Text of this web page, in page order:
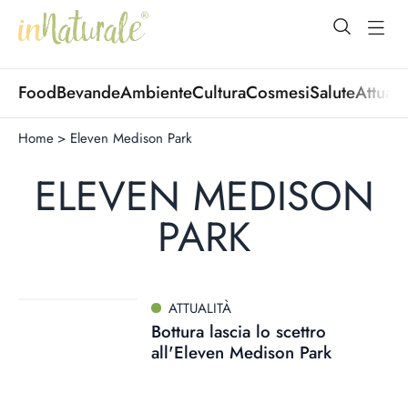
open
FoodBevandeAmbienteCulturaCosmesiSalute
Home > Eleven Medison Park
ELEVEN MEDISON
PARK
ATTUALITÀ
Bottura lascia lo scettro
all'Eleven Medison Park